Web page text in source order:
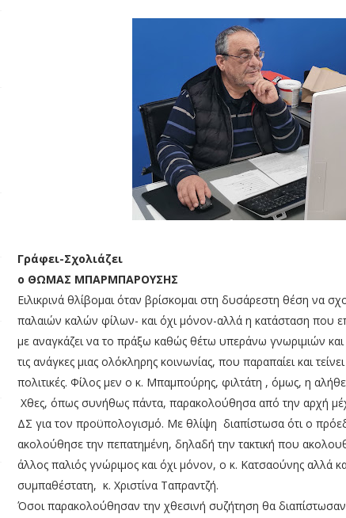
Γράφει-Σχολιάζει
ο ΘΩΜΑΣ ΜΠΑΡΜΠΑΡΟΥΣΗΣ
Ειλικρινά θλίβομαι όταν βρίσκομαι στη δυσάρεστη θέση να
παλαιών καλών φίλων- και όχι μόνον-αλλά η κατάσταση που
με αναγκάζει να το πράξω καθώς θέτω υπεράνω γνωριμιών και
τις ανάγκες μιας ολόκληρης κοινωνίας, που παραπαίει και
πολιτικές. Φίλος μεν ο κ. Μπαμπούρης, φιλτάτη , όμως, η
Χθες, όπως συνήθως πάντα, παρακολούθησα από την αρχή
ΔΣ για τον προϋπολογισμό. Με θλίψη διαπίστωσα ότι ο
ακολούθησε την πεπατημένη, δηλαδή την τακτική που
άλλος παλιός γνώριμος και όχι μόνον, ο κ. Κατσαούνης αλλά
συμπαθέστατη, κ. Χριστίνα Ταπραντζή.
Όσοι παρακολούθησαν την χθεσινή συζήτηση θα διαπίστωσαν